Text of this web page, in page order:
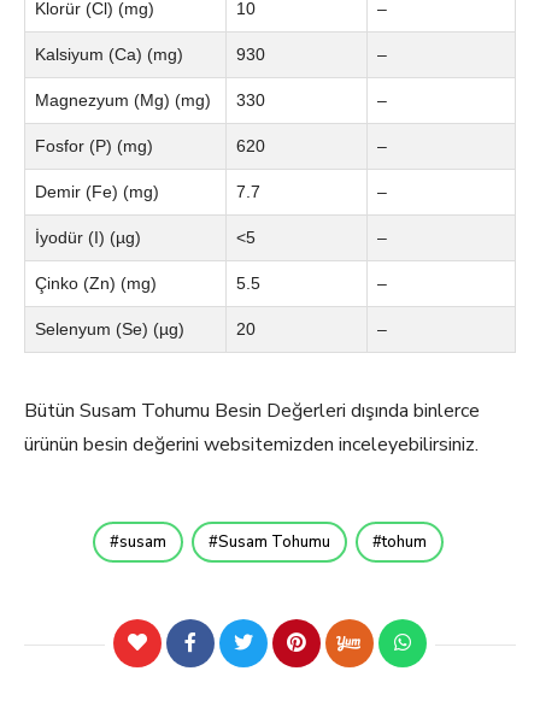
Klorür (Cl) (mg) 10 –
Kalsiyum (Ca) (mg) 930 –
Magnezyum (Mg) (mg) 330 –
Fosfor (P) (mg) 620 –
Demir (Fe) (mg) 7.7 –
İyodür (I) (µg) <5 –
Çinko (Zn) (mg) 5.5 –
Selenyum (Se) (µg) 20 –
Bütün Susam Tohumu Besin Değerleri dışında binlerce
ürünün besin değerini websitemizden inceleyebilirsiniz.
susam Susam Tohumu tohum